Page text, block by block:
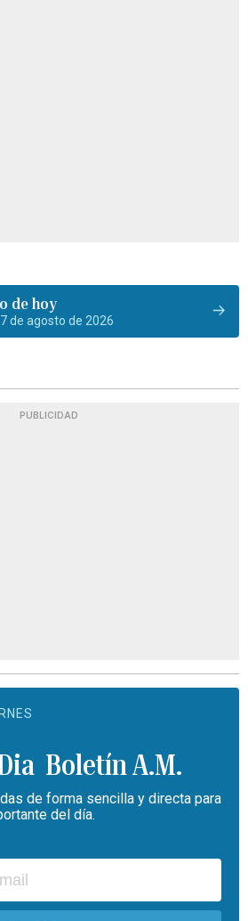
de hoy
de agosto de 2026
PUBLICIDAD
Boletín A.M.
de forma sencilla y directa para
del día.